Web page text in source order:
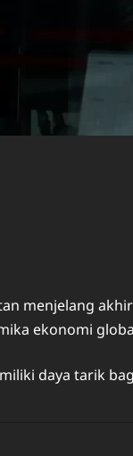
menjelang
ekonomi
daya tarik